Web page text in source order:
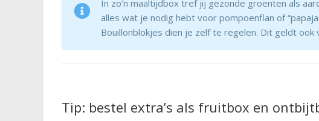
In zo’n maaltijdbox tref jij gezonde groenten als
alles wat je nodig hebt voor pompoenflan of
Bouillonblokjes dien je zelf te regelen. Dit geldt
Tip: bestel extra’s als fruitbox en